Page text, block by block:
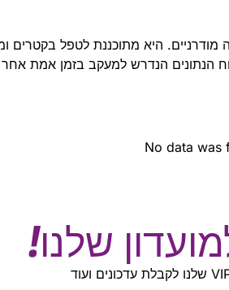
הנתונים הנדרש למעקב בזמן אמת אחר
No data was
שלנו!